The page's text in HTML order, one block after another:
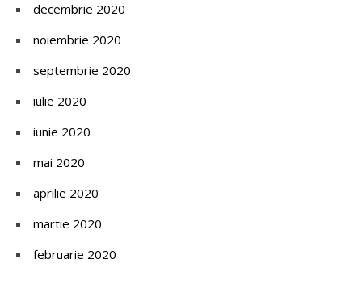
decembrie 2020
noiembrie 2020
septembrie 2020
iulie 2020
iunie 2020
mai 2020
aprilie 2020
martie 2020
februarie 2020